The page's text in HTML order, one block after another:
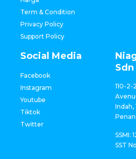
Term & Condition
Privacy Policy
Support Policy
Social Media
Facebook
Instagram
Youtube
Tiktok
Twitter
110-2-
Indah,
SSMI:
SST